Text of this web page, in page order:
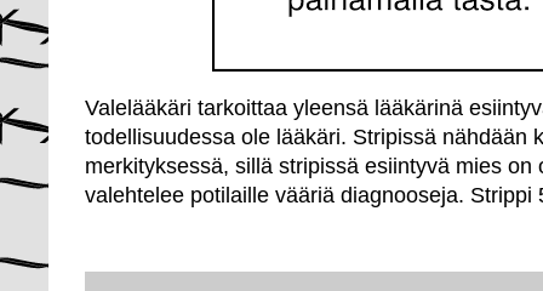
Valelääkäri tarkoittaa yleensä lääkärinä
todellisuudessa ole lääkäri. Stripissä nähdään
merkityksessä, sillä stripissä esiintyvä mies on
valehtelee potilaille vääriä diagnooseja. Strippi